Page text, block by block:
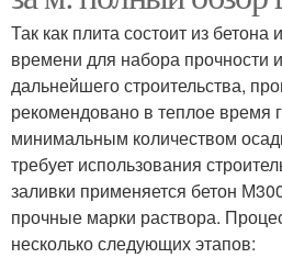
Так как плита состоит из бетона
времени для набора прочности
дальнейшего строительства,
рекомендовано в теплое время
минимальным количеством
требует использования
заливки применяется бетон
прочные марки раствора.
несколько следующих этапов: